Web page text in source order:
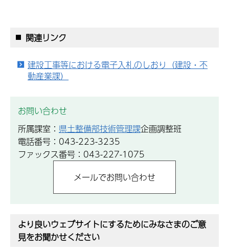
関連リンク
建設工事等における電子入札のしおり（建設・不
動産業課）
お問い合わせ
所属課室： 県土整備部技術管理課企画調整班
電話番号：043-223-3235
ファックス番号：043-227-1075
より良いウェブサイトにするためにみなさまのご意
見をお聞かせください